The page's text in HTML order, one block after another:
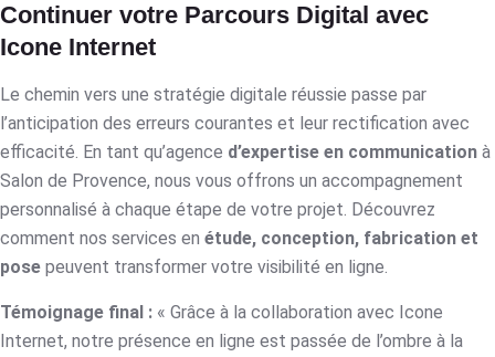
Continuer votre Parcours Digital avec
Icone Internet
Le chemin vers une stratégie digitale réussie passe par
l’anticipation des erreurs courantes et leur rectification avec
efficacité. En tant qu’agence d’expertise en communication à
Salon de Provence, nous vous offrons un accompagnement
personnalisé à chaque étape de votre projet. Découvrez
comment nos services en étude, conception, fabrication et
pose peuvent transformer votre visibilité en ligne.
Témoignage final : « Grâce à la collaboration avec Icone
Internet, notre présence en ligne est passée de l’ombre à la